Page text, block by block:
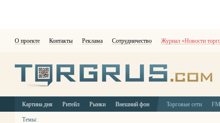
О проекте Контакты Реклама Сотрудничество Журнал «Новости
Картина дня Ритейл Рынки Внешний фон Торговые сети
Темы: